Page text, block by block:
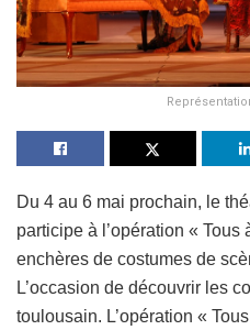
Du 4 au 6 mai prochain, le
participe à l’opération « Tous
enchères de costumes de
L’occasion de découvrir les
toulousain. L’opération «